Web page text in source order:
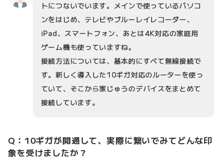
トにつないでいます。メインで使っているパソコ
ンをはじめ、テレビやブルーレイレコーダー、
iPad、スマートフォン、あとは4K対応の家庭用
ゲーム機も使っていますね。
接続方法については、基本的にすべて無線接続で
す。新しく導入した10ギガ対応のルーターを使っ
ていて、そこから家じゅうのデバイスをまとめて
接続しています。
Q：10ギガが開通して、実際に繋いでみてどんな印
象を受けましたか？